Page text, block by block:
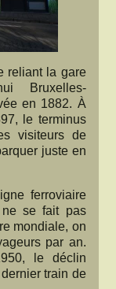
reliant la gare
Bruxelles-
en 1882. À
le terminus
visiteurs de
juste en
ferroviaire
ne se fait pas
mondiale, on
par an.
le déclin
train de